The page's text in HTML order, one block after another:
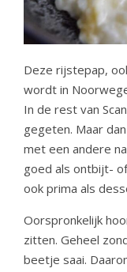
Deze rijstepap,
wordt in
In de rest van
gegeten. Maar
met een andere
goed als ontbijt-
ook prima als
Oorspronkelijk
zitten. Geheel
beetje saai.